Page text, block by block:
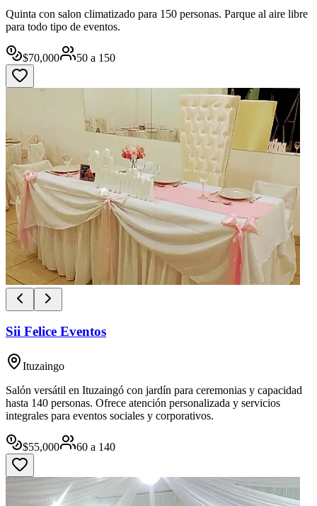
Quinta con salon climatizado para 150 personas. Parque al aire libre
para todo tipo de eventos.
$70,000 50 a 150
Sii Felice Eventos
Ituzaingo
Salón versátil en Ituzaingó con jardín para ceremonias y capacidad
hasta 140 personas. Ofrece atención personalizada y servicios
integrales para eventos sociales y corporativos.
$55,000 60 a 140